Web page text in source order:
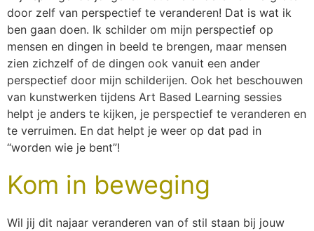
door zelf van perspectief te veranderen! Dat is wat ik
ben gaan doen. Ik schilder om mijn perspectief op
mensen en dingen in beeld te brengen, maar mensen
zien zichzelf of de dingen ook vanuit een ander
perspectief door mijn schilderijen. Ook het beschouwen
van kunstwerken tijdens Art Based Learning sessies
helpt je anders te kijken, je perspectief te veranderen en
te verruimen. En dat helpt je weer op dat pad in
“worden wie je bent”!
Kom in beweging
Wil jij dit najaar veranderen van of stil staan bij jouw